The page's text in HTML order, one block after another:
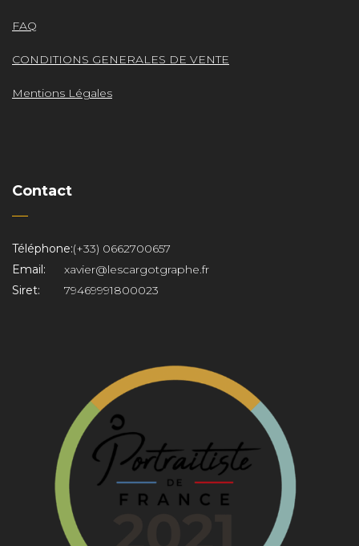
FAQ
CONDITIONS GENERALES DE VENTE
Mentions Légales
Contact
Téléphone:(+33) 0662700657
Email:
xavier@lescargotgraphe.fr
Siret:
79469991800023